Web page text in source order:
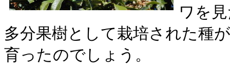
ワを
多分果樹として栽培された種
育ったのでしょう。